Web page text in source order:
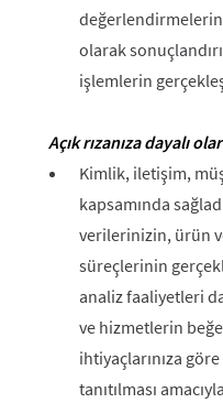
değerlendirmelerin
olarak
işlemlerin
Açık rızanıza dayalı
Kimlik, iletişim,
kapsamında
verilerinizin, ürün
süreçlerinin
analiz faaliyetleri
ve hizmetlerin
ihtiyaçlarınıza
tanıtılması